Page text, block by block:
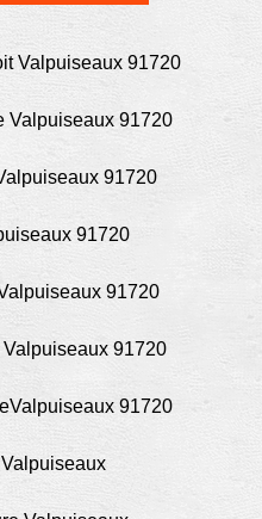
Valpuiseaux 91720
Valpuiseaux 91720
91720
91720
91720
91720
91720